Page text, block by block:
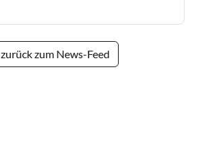
zurück zum News-Feed